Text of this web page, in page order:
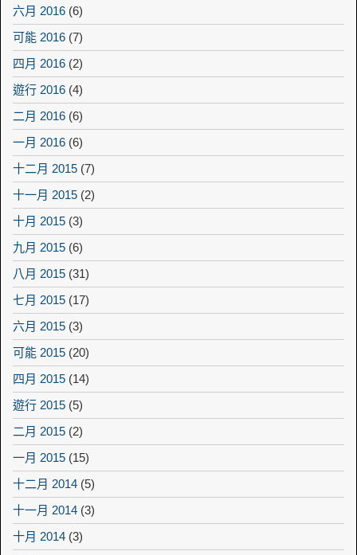
六月 2016 (6)
可能 2016 (7)
四月 2016 (2)
遊行 2016 (4)
二月 2016 (6)
一月 2016 (6)
十二月 2015 (7)
十一月 2015 (2)
十月 2015 (3)
九月 2015 (6)
八月 2015 (31)
七月 2015 (17)
六月 2015 (3)
可能 2015 (20)
四月 2015 (14)
遊行 2015 (5)
二月 2015 (2)
一月 2015 (15)
十二月 2014 (5)
十一月 2014 (3)
十月 2014 (3)